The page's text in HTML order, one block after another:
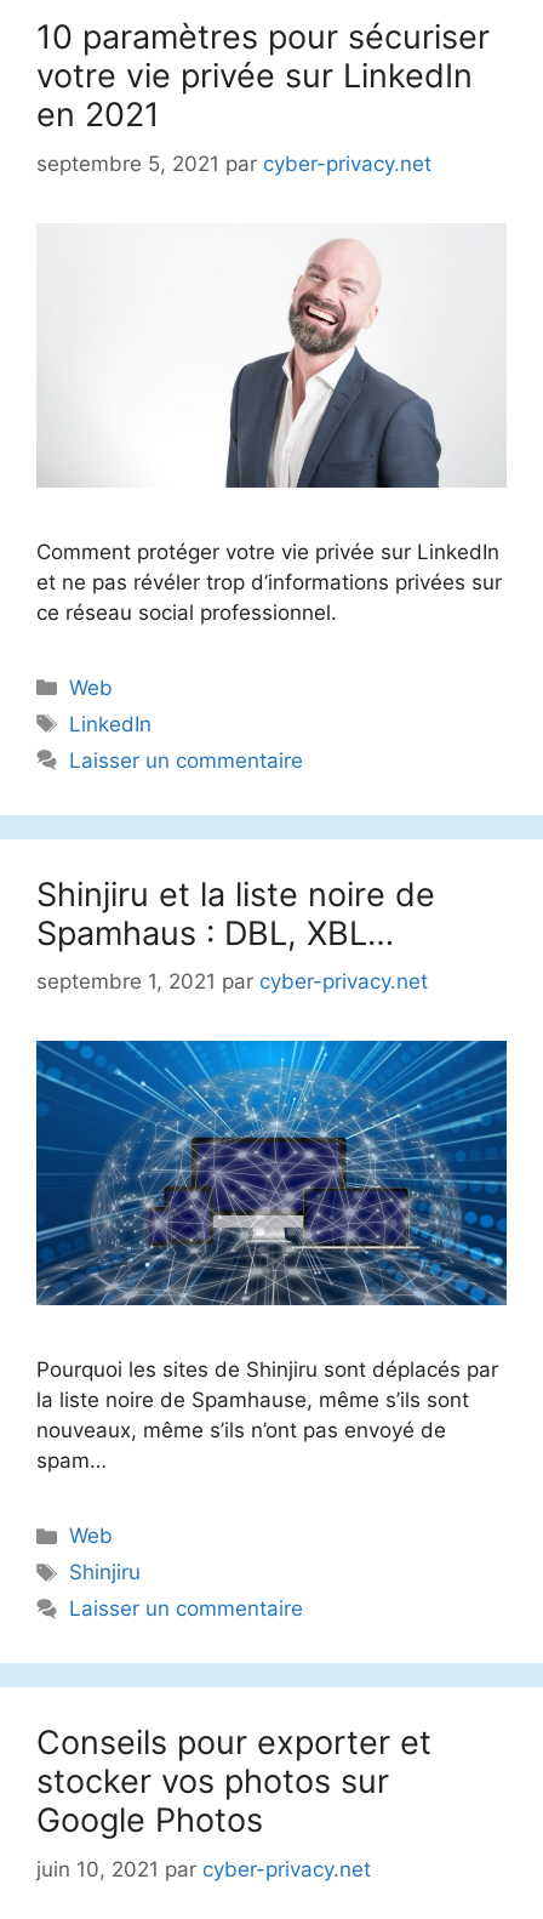
10 paramètres pour sécuriser
votre vie privée sur LinkedIn
en 2021
septembre 5, 2021 par cyber-privacy.net
Comment protéger votre vie privée sur LinkedIn
et ne pas révéler trop d’informations privées sur
ce réseau social professionnel.
Catégories
Web
Étiquettes
LinkedIn
Laisser un commentaire
Shinjiru et la liste noire de
Spamhaus : DBL, XBL…
septembre 1, 2021 par cyber-privacy.net
Pourquoi les sites de Shinjiru sont déplacés par
la liste noire de Spamhause, même s’ils sont
nouveaux, même s’ils n’ont pas envoyé de
spam…
Catégories
Web
Étiquettes
Shinjiru
Laisser un commentaire
Conseils pour exporter et
stocker vos photos sur
Google Photos
juin 10, 2021 par cyber-privacy.net